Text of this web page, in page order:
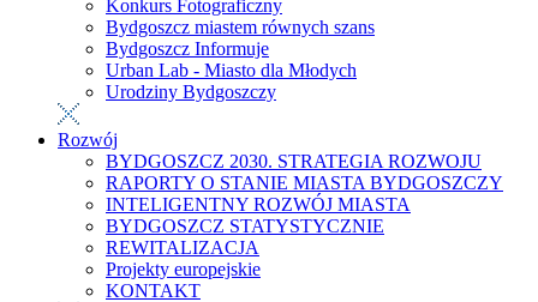
Konkurs Fotograficzny
Bydgoszcz miastem równych szans
Bydgoszcz Informuje
Urban Lab - Miasto dla Młodych
Urodziny Bydgoszczy
Rozwój
BYDGOSZCZ 2030. STRATEGIA ROZWOJU
RAPORTY O STANIE MIASTA BYDGOSZCZY
INTELIGENTNY ROZWÓJ MIASTA
BYDGOSZCZ STATYSTYCZNIE
REWITALIZACJA
Projekty europejskie
KONTAKT